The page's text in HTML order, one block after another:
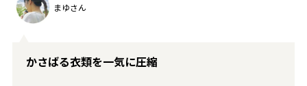
まゆさん
かさばる衣類を一気に圧縮